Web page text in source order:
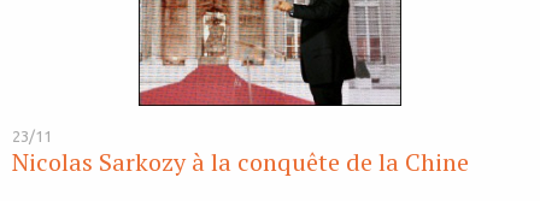
23/11
Nicolas Sarkozy à la conquête de la Chine